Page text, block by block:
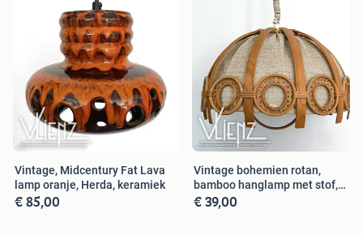
Vintage, Midcentury Fat Lava
lamp oranje, Herda, keramiek
€ 85,00
Vintage bohemien rotan,
bamboo hanglamp met stof,
retro
€ 39,00